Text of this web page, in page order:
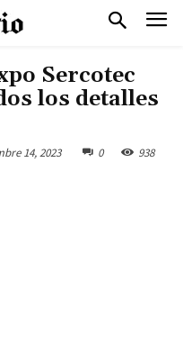
Sercotec
los detalles
14, 2023 0 938